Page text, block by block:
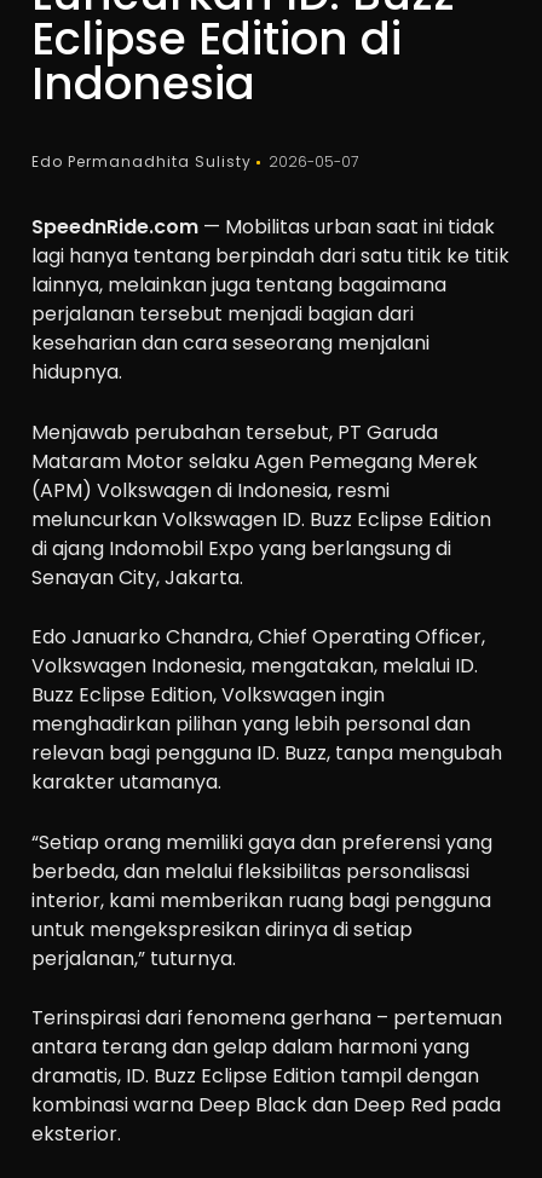
Eclipse Edition di
Indonesia
Edo Permanadhita Sulisty 2026-05-07
SpeednRide.com — Mobilitas urban saat ini tidak
lagi hanya tentang berpindah dari satu titik ke titik
lainnya, melainkan juga tentang bagaimana
perjalanan tersebut menjadi bagian dari
keseharian dan cara seseorang menjalani
hidupnya.
Menjawab perubahan tersebut, PT Garuda
Mataram Motor selaku Agen Pemegang Merek
(APM) Volkswagen di Indonesia, resmi
meluncurkan Volkswagen ID. Buzz Eclipse Edition
di ajang Indomobil Expo yang berlangsung di
Senayan City, Jakarta.
Edo Januarko Chandra, Chief Operating Officer,
Volkswagen Indonesia, mengatakan, melalui ID.
Buzz Eclipse Edition, Volkswagen ingin
menghadirkan pilihan yang lebih personal dan
relevan bagi pengguna ID. Buzz, tanpa mengubah
karakter utamanya.
“Setiap orang memiliki gaya dan preferensi yang
berbeda, dan melalui fleksibilitas personalisasi
interior, kami memberikan ruang bagi pengguna
untuk mengekspresikan dirinya di setiap
perjalanan,” tuturnya.
Terinspirasi dari fenomena gerhana – pertemuan
antara terang dan gelap dalam harmoni yang
dramatis, ID. Buzz Eclipse Edition tampil dengan
kombinasi warna Deep Black dan Deep Red pada
eksterior.